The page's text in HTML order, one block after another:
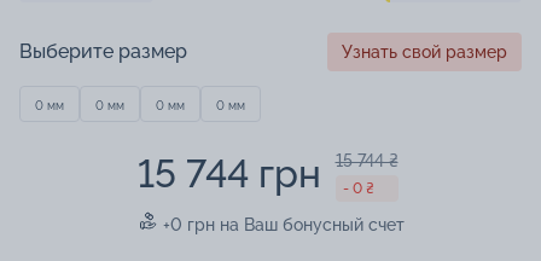
Выберите размер Узнать свой размер
0 мм 0 мм 0 мм 0 мм
15 744 грн 15 744 ₴
- 0 ₴
+0 грн на Ваш бонусный счет